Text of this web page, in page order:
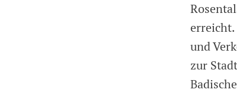
erreicht.
und
zur